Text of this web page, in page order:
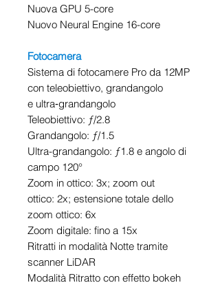
Nuova GPU 5-core
Nuovo Neural Engine 16-core
Fotocamera
Sistema di fotocamere Pro da 12MP
con teleobiettivo, grandangolo
e ultra‑grandangolo
Teleobiettivo: ƒ/2.8
Grandangolo: ƒ/1.5
Ultra-grandangolo: ƒ1.8 e angolo di
campo 120°
Zoom in ottico: 3x; zoom out
ottico: 2x; estensione totale dello
zoom ottico: 6x
Zoom digitale: fino a 15x
Ritratti in modalità Notte tramite
scanner LiDAR
Modalità Ritratto con effetto bokeh